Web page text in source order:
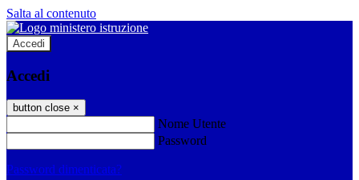
Salta al contenuto
Accedi
Accedi
button close ×
Nome Utente
Password
Password dimenticata?